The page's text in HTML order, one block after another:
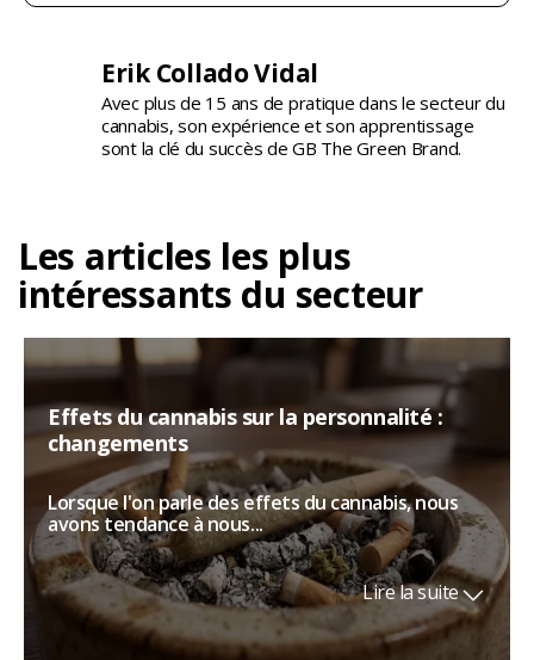
Erik Collado Vidal
Avec plus de 15 ans de pratique dans le secteur du
cannabis, son expérience et son apprentissage
sont la clé du succès de GB The Green Brand.
Les articles les plus
intéressants du secteur
Effets du cannabis sur la personnalité :
changements
Lorsque l'on parle des effets du cannabis, nous
avons tendance à nous...
Lire la suite